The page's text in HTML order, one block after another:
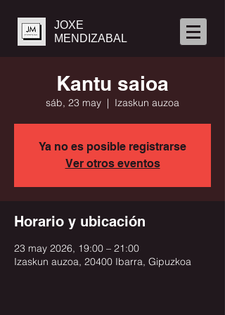
JOXE
MENDIZABAL
Kantu saioa
sáb, 23 may
  |
Izaskun auzoa
Ya no es posible registrarse
Ver otros eventos
Horario y ubicación
23 may 2026, 19:00 – 21:00
Izaskun auzoa, 20400 Ibarra, Gipuzkoa